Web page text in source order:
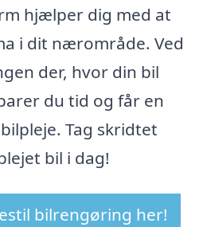
hjælper dig med at
i dit nærområde. Ved
der, hvor din bil
du tid og får en
Tag skridtet
bil i dag!
bilrengøring her!